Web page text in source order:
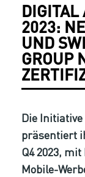
DIGITAL
2023:
UND
GROUP
Die
präsentiert
Q4 2023,
Mobile-